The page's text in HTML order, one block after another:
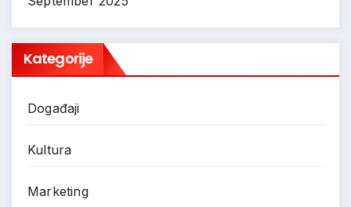
Kategorije
Događaji
Kultura
Marketing